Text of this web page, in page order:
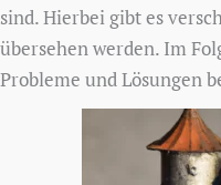
sind. Hierbei gibt es
übersehen werden. Im
Probleme und Lösungen